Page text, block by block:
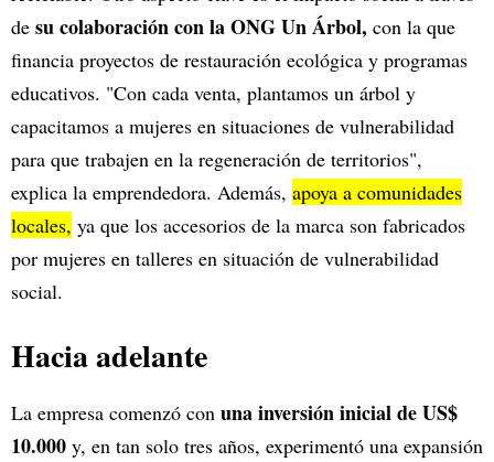
de su colaboración con la ONG Un Árbol, con la que
financia proyectos de restauración ecológica y programas
educativos. "Con cada venta, plantamos un árbol y
capacitamos a mujeres en situaciones de vulnerabilidad
para que trabajen en la regeneración de territorios",
explica la emprendedora. Además, apoya a comunidades
locales, ya que los accesorios de la marca son fabricados
por mujeres en talleres en situación de vulnerabilidad
social.
Hacia adelante
La empresa comenzó con una inversión inicial de US$
10.000 y, en tan solo tres años, experimentó una expansión